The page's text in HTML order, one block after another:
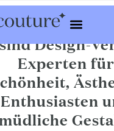
Design-
Experten für
Enthusiasten